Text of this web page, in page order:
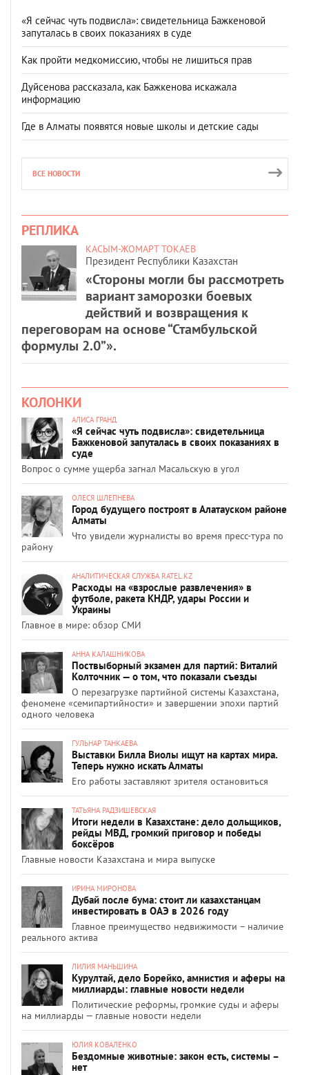
«Я сейчас чуть подвисла»: свидетельница Бажкеновой
запуталась в своих показаниях в суде
Как пройти медкомиссию, чтобы не лишиться прав
Дуйсенова рассказала, как Бажкенова искажала
информацию
Где в Алматы появятся новые школы и детские сады
ВСЕ НОВОСТИ
РЕПЛИКА
КАСЫМ-ЖОМАРТ ТОКАЕВ
Президент Республики Казахстан
«Стороны могли бы рассмотреть
вариант заморозки боевых
действий и возвращения к
переговорам на основе “Стамбульской
формулы 2.0”».
КОЛОНКИ
АЛИСА ГРАНД
«Я сейчас чуть подвисла»: свидетельница
Бажкеновой запуталась в своих показаниях в
суде
Вопрос о сумме ущерба загнал Масальскую в угол
ОЛЕСЯ ШЛЕПНЕВА
Город будущего построят в Алатауском районе
Алматы
Что увидели журналисты во время пресс-тура по
району
АНАЛИТИЧЕСКАЯ СЛУЖБА RATEL.KZ
Расходы на «взрослые развлечения» в
футболе, ракета КНДР, удары России и
Украины
Главное в мире: обзор СМИ
АННА КАЛАШНИКОВА
Поствыборный экзамен для партий: Виталий
Колточник — о том, что показали съезды
О перезагрузке партийной системы Казахстана,
феномене «семипартийности» и завершении эпохи партий
одного человека
ГУЛЬНАР ТАНКАЕВА
Выставки Билла Виолы ищут на картах мира.
Теперь нужно искать Алматы
Его работы заставляют зрителя остановиться
ТАТЬЯНА РАДЗИШЕВСКАЯ
Итоги недели в Казахстане: дело дольщиков,
рейды МВД, громкий приговор и победы
боксёров
Главные новости Казахстана и мира выпуске
ИРИНА МИРОНОВА
Дубай после бума: стоит ли казахстанцам
инвестировать в ОАЭ в 2026 году
Главное преимущество недвижимости – наличие
реального актива
ЛИЛИЯ МАНЬШИНА
Курултай, дело Борейко, амнистия и аферы на
миллиарды: главные новости недели
Политические реформы, громкие суды и аферы
на миллиарды — главные новости недели
ЮЛИЯ КОВАЛЕНКО
Бездомные животные: закон есть, системы –
нет